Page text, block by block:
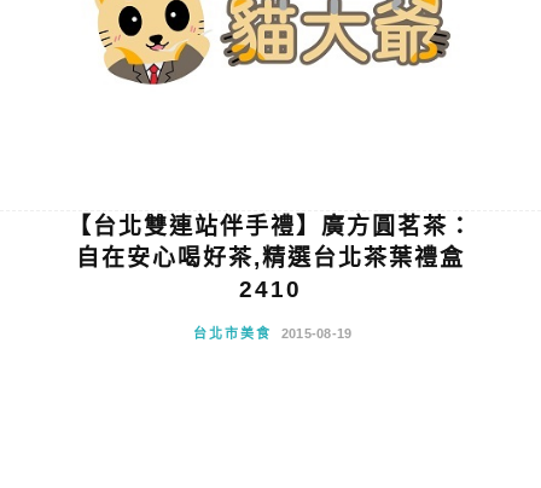
【台北雙連站伴手禮】廣方圓茗茶：
自在安心喝好茶,精選台北茶葉禮盒
2410
台北市美食 2015-08-19